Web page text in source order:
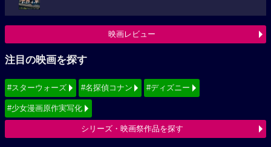
映画レビュー
注目の映画を探す
#スターウォーズ #名探偵コナン #ディズニー
#少女漫画原作実写化
シリーズ・映画祭作品を探す